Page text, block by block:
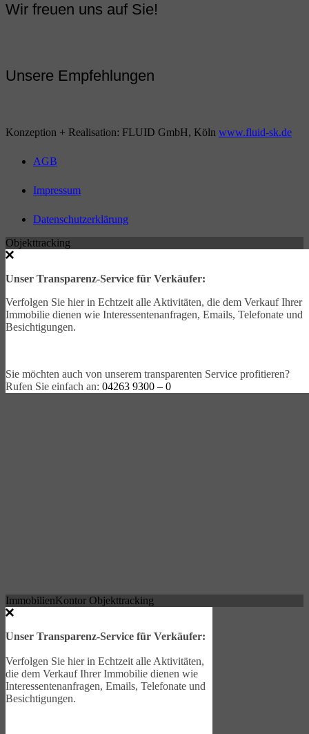
Wir freuen uns auf Sie!
Unsere Empfehlungen
Konzeption + Realisation: FLUID GmbH, Köln www.fluid-sk.de
AGB
Impressum
Datenschutzerklärung
Objekttracking
Unser Transparenz-Service für Verkäufer:
Verfolgen Sie hier in Echtzeit alle Aktivitäten, die dem Verkauf Ihrer
Immobilie dienen wie Interessentenanfragen, Emails, Telefonate und
Besichtigungen.
Sie möchten auch von unserem transparenten Service profitieren?
Rufen Sie einfach an: 04263 9300 – 0
ImmobilienKontor Objekttracking
Unser Transparenz-Service für Verkäufer:
Verfolgen Sie hier in Echtzeit alle Aktivitäten,
die dem Verkauf Ihrer Immobilie dienen wie
Interessentenanfragen, Emails, Telefonate und
Besichtigungen.